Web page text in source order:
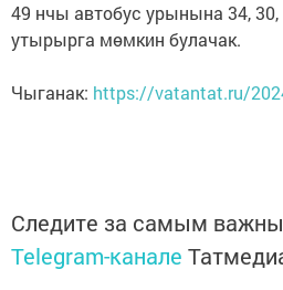
49 нчы автобус урынына 34, 30,
утырырга мөмкин булачак.
Чыганак: https://vatantat.ru/
Следите за самым
Telegram-канале